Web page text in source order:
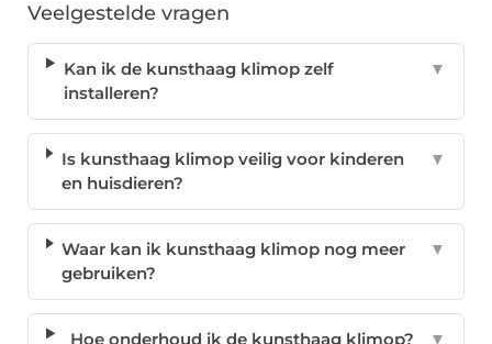
Veelgestelde vragen
Kan ik de kunsthaag klimop zelf
installeren?
▼
Is kunsthaag klimop veilig voor kinderen
en huisdieren?
▼
Waar kan ik kunsthaag klimop nog meer
gebruiken?
▼
Hoe onderhoud ik de kunsthaag klimop? ▼